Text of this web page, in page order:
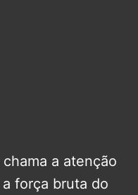
a atenção
força bruta do